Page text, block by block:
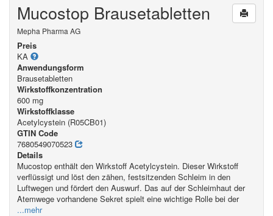
Mucostop Brausetabletten
Mepha Pharma AG
Preis
KA
Anwendungsform
Brausetabletten
Wirkstoffkonzentration
600 mg
Wirkstoffklasse
Acetylcystein (R05CB01)
GTIN Code
7680549070523
Details
Mucostop enthält den Wirkstoff Acetylcystein. Dieser Wirkstoff
verflüssigt und löst den zähen, festsitzenden Schleim in den
Luftwegen und fördert den Auswurf. Das auf der Schleimhaut der
Atemwege vorhandene Sekret spielt eine wichtige Rolle bei der
...mehr